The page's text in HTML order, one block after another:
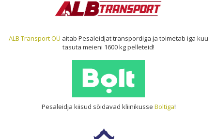
ALB Transport OÜ aitab Pesaleidjat transpordiga ja toimetab iga kuu
tasuta meieni 1600 kg pelleteid!
Pesaleidja kiisud sõidavad kliinikusse Boltiga!